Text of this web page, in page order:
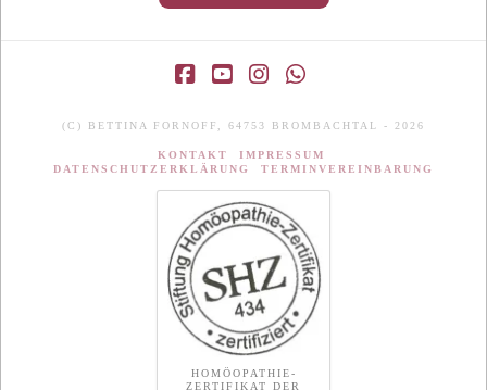
(C) BETTINA FORNOFF, 64753 BROMBACHTAL - 2026
KONTAKT
IMPRESSUM
DATENSCHUTZERKLÄRUNG
TERMINVEREINBARUNG
HOMÖOPATHIE-
ZERTIFIKAT DER